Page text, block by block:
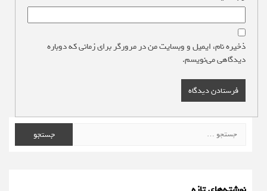
ذخیره نام، ایمیل و وبسایت من در مرورگر برای زمانی که دوباره
دیدگاهی می‌نویسم.
برای: